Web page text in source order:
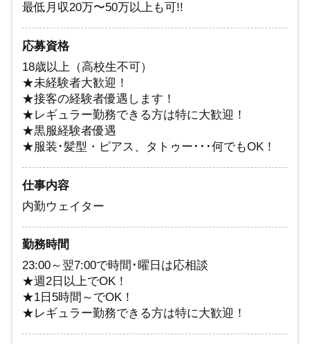
最低月収20万〜50万以上も可!!
応募資格
18歳以上（高校生不可）
★未経験者大歓迎！
★接客の経験者優遇します！
★レギュラー勤務できる方は特に大歓迎！
★黒服経験者優遇
★服装･髪型・ピアス、タトゥー･･･何でもOK！
仕事内容
内勤ウェイター
勤務時間
23:00～翌7:00で時間･曜日は応相談
★週2日以上でOK！
★1日5時間～でOK！
★レギュラー勤務できる方は特に大歓迎！